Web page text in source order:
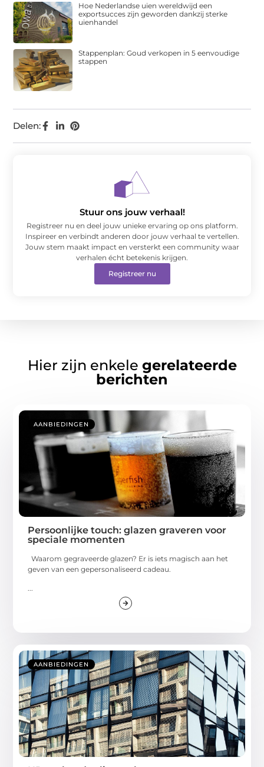
Delen:
Hoe Nederlandse uien wereldwijd een
exportsucces zijn geworden dankzij sterke
uienhandel
Stappenplan: Goud verkopen in 5 eenvoudige
stappen
Stuur ons jouw verhaal!
Registreer nu en deel jouw unieke ervaring op ons platform.
Inspireer en verbindt anderen door jouw verhaal te vertellen.
Jouw stem maakt impact en versterkt een community waar
verhalen écht betekenis krijgen.
Registreer nu
Hier zijn enkele gerelateerde
berichten
AANBIEDINGEN
Persoonlijke touch: glazen graveren voor
speciale momenten
Waarom gegraveerde glazen? Er is iets magisch aan het
geven van een gepersonaliseerd cadeau.
...
AANBIEDINGEN